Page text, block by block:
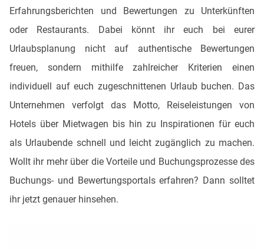
Erfahrungsberichten und Bewertungen zu Unterkünften
oder Restaurants. Dabei könnt ihr euch bei eurer
Urlaubsplanung nicht auf authentische Bewertungen
freuen, sondern mithilfe zahlreicher Kriterien einen
individuell auf euch zugeschnittenen Urlaub buchen. Das
Unternehmen verfolgt das Motto, Reiseleistungen von
Hotels über Mietwagen bis hin zu Inspirationen für euch
als Urlaubende schnell und leicht zugänglich zu machen.
Wollt ihr mehr über die Vorteile und Buchungsprozesse des
Buchungs- und Bewertungsportals erfahren? Dann solltet
ihr jetzt genauer hinsehen.